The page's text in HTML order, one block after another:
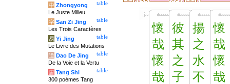
懷
哉
懷
哉
彼
其
之
子
揚
之
水
不
懷
哉
懷
哉
table
中 Zhongyong
Le Juste Milieu
table
字 San Zi Jing
Les Trois Caractères
table
易 Yi Jing
Le Livre des Mutations
table
道 Dao De Jing
De la Voie et la Vertu
table
唐 Tang Shi
300 poèmes Tang